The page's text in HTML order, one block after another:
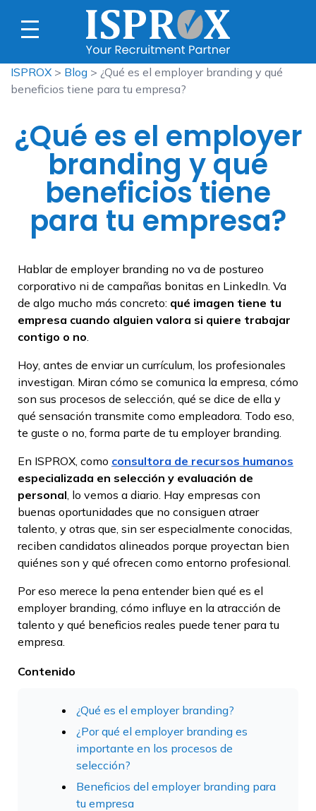
ISPROX > Blog > ¿Qué es el employer branding y qué
beneficios tiene para tu empresa?
¿Qué es el employer
branding y qué
beneficios tiene
para tu empresa?
Hablar de employer branding no va de postureo
corporativo ni de campañas bonitas en LinkedIn. Va
de algo mucho más concreto: qué imagen tiene tu
empresa cuando alguien valora si quiere trabajar
contigo o no.
Hoy, antes de enviar un currículum, los profesionales
investigan. Miran cómo se comunica la empresa, cómo
son sus procesos de selección, qué se dice de ella y
qué sensación transmite como empleadora. Todo eso,
te guste o no, forma parte de tu employer branding.
En ISPROX, como consultora de recursos humanos
especializada en selección y evaluación de
personal, lo vemos a diario. Hay empresas con
buenas oportunidades que no consiguen atraer
talento, y otras que, sin ser especialmente conocidas,
reciben candidatos alineados porque proyectan bien
quiénes son y qué ofrecen como entorno profesional.
Por eso merece la pena entender bien qué es el
employer branding, cómo influye en la atracción de
talento y qué beneficios reales puede tener para tu
empresa.
Contenido
¿Qué es el employer branding?
¿Por qué el employer branding es
importante en los procesos de
selección?
Beneficios del employer branding para
tu empresa